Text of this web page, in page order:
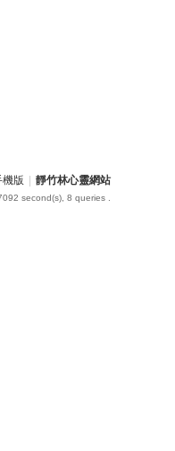
機版 靜竹林心靈網站
second(s), 8 queries .